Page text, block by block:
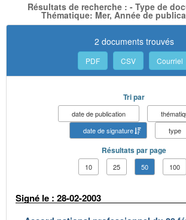
Résultats de recherche : - Type de
Thématique: Mer, Année de
2 documents trouvés
PDF CSV Courriel
Tri par
date de publication
date de signature
type
Résultats par page
10 25 50 100
Signé le : 28-02-2003